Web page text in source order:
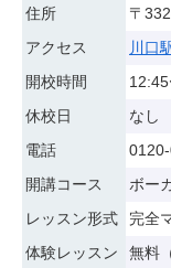
住所
〒
アクセス
川口
開校時間
休校日
なし
電話
開講コース
ボー
レッスン形式
完全
体験レッスン
無料